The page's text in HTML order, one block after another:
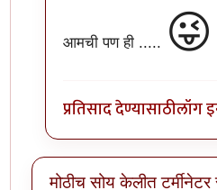
ही माझी
आमची पण ही ..... 😜
प्रतिसाद देण्यासाठीलॉग
मोठीच सोय केलीत टर्मीनेटर